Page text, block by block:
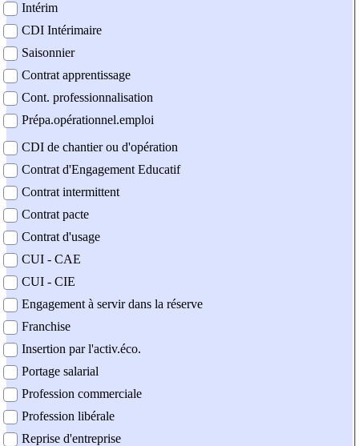
Intérim
CDI Intérimaire
Saisonnier
Contrat apprentissage
Cont. professionnalisation
Prépa.opérationnel.emploi
CDI de chantier ou d'opération
Contrat d'Engagement Educatif
Contrat intermittent
Contrat pacte
Contrat d'usage
CUI - CAE
CUI - CIE
Engagement à servir dans la réserve
Franchise
Insertion par l'activ.éco.
Portage salarial
Profession commerciale
Profession libérale
Reprise d'entreprise